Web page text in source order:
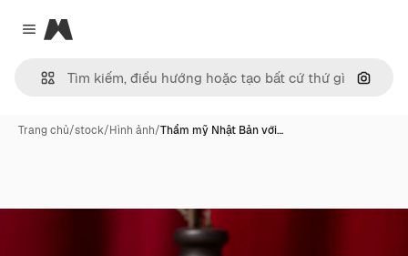
Close menu
Magnific
Tìm
Trang chủ/stock/Hình ảnh/Thẩm mỹ Nhật Bản với…